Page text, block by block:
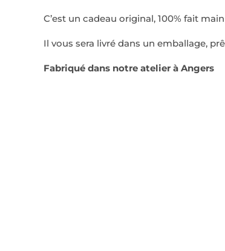
C’est un cadeau original, 100% fait
Il vous sera livré dans un emballage,
Fabriqué dans notre atelier à Angers